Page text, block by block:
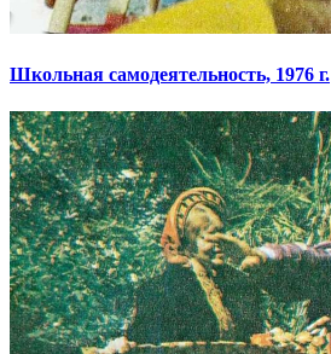
Школьная самодеятельность, 1976 г.